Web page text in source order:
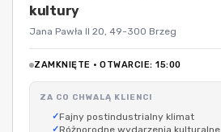
kultury
Jana Pawła II 20, 49-300 Brzeg
ZAMKNIĘTE · OTWARCIE: 15:00
ZA CO CHWALĄ KLIENCI
Fajny postindustrialny klimat
Różnorodne wydarzenia kulturalne